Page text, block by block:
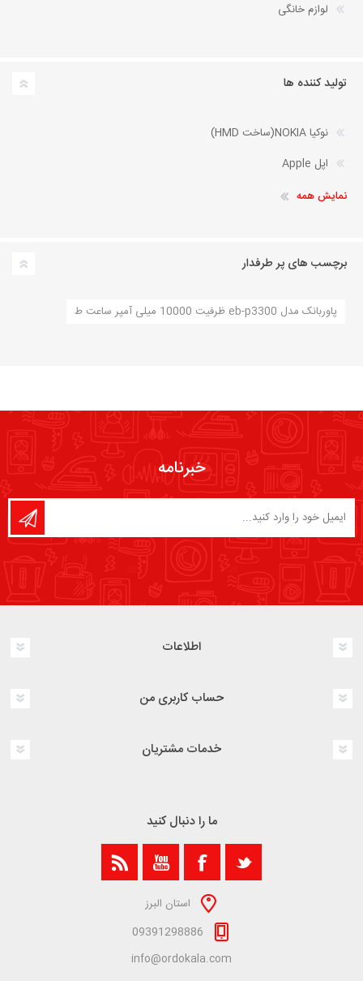
لوازم خانگی
تولید کننده ها
نوکیا NOKIA(ساخت HMD)
اپل Apple
نمایش همه
برچسب های پر طرفدار
پاوربانک مدل eb-p3300 ظرفیت 10000 میلی آمپر ساعت ط
خبرنامه
اطلاعات
حساب کاربری من
خدمات مشتریان
ما را دنبال کنید
استان البرز
09391298886
info@ordokala.com